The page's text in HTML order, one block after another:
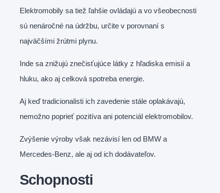
Elektromobily sa tiež ľahšie ovládajú a vo všeobecnosti
sú nenáročné na údržbu, určite v porovnaní s
najväčšími žrútmi plynu.
Inde sa znižujú znečisťujúce látky z hľadiska emisií a
hluku, ako aj celková spotreba energie.
Aj keď tradicionalisti ich zavedenie stále oplakávajú,
nemožno poprieť pozitíva ani potenciál elektromobilov.
Zvýšenie výroby však nezávisí len od BMW a
Mercedes-Benz, ale aj od ich dodávateľov.
Schopnosti